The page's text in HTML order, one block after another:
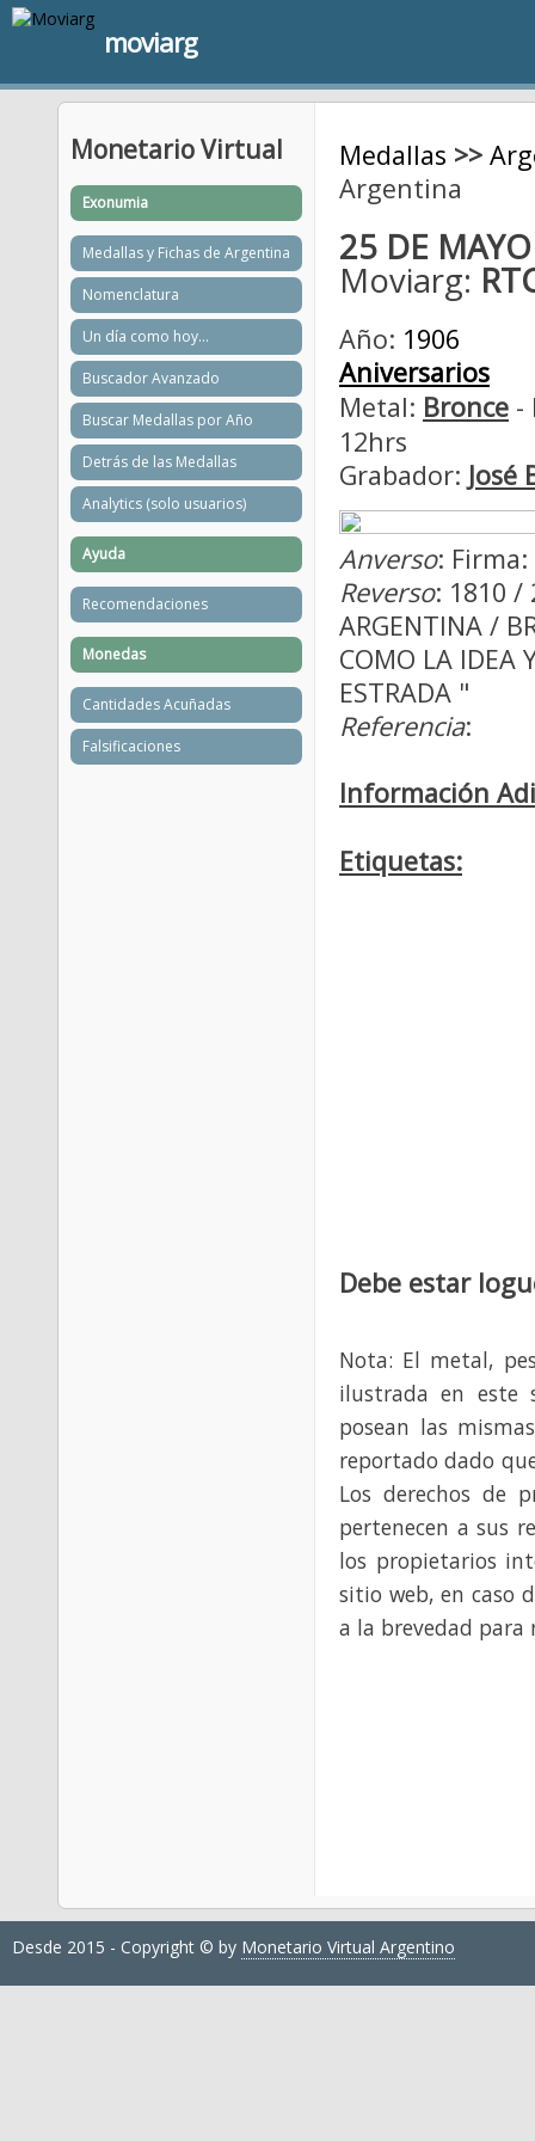
moviarg
Medallas >>
Argentina
25 DE
Moviarg:
Año: 1906
Aniversarios
Metal: Bronce -
12hrs
Grabador: José
Anverso: Firma:
Reverso: 1810 /
ARGENTINA /
COMO LA IDEA
ESTRADA "
Referencia:
Información
Etiquetas:
Debe estar
Nota: El metal,
ilustrada en este
posean las
reportado dado
Los derechos de
pertenecen a sus
los propietarios
sitio web, en caso
a la brevedad para
Monetario Virtual
Exonumia
Medallas y Fichas de Argentina
Nomenclatura
Un día como hoy...
Buscador Avanzado
Buscar Medallas por Año
Detrás de las Medallas
Analytics (solo usuarios)
Ayuda
Recomendaciones
Monedas
Cantidades Acuñadas
Falsificaciones
Desde 2015 - Copyright © by Monetario Virtual Argentino